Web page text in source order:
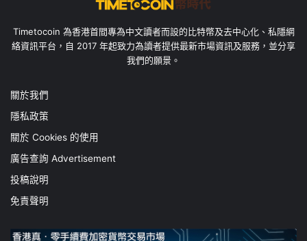
Timetocoin 為香港首間專為中文讀者而設的比特幣及去中心化、私隱網
絡資訊平台，自 2017 年起致力為讀者提供最新市場資訊及服務，並分享
我們的願景。
關於我們
隱私政策
關於 Cookies 的使用
廣告查詢 Advertisement
投稿說明
免責聲明